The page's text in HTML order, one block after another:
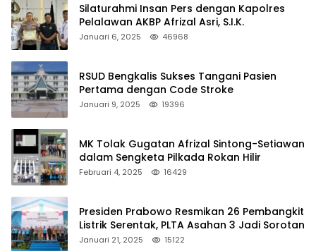
Silaturahmi Insan Pers dengan Kapolres
Pelalawan AKBP Afrizal Asri, S.I.K.
Januari 6, 2025 46968
RSUD Bengkalis Sukses Tangani Pasien
Pertama dengan Code Stroke
Januari 9, 2025 19396
MK Tolak Gugatan Afrizal Sintong-Setiawan
dalam Sengketa Pilkada Rokan Hilir
Februari 4, 2025 16429
Presiden Prabowo Resmikan 26 Pembangkit
Listrik Serentak, PLTA Asahan 3 Jadi Sorotan
Januari 21, 2025 15122